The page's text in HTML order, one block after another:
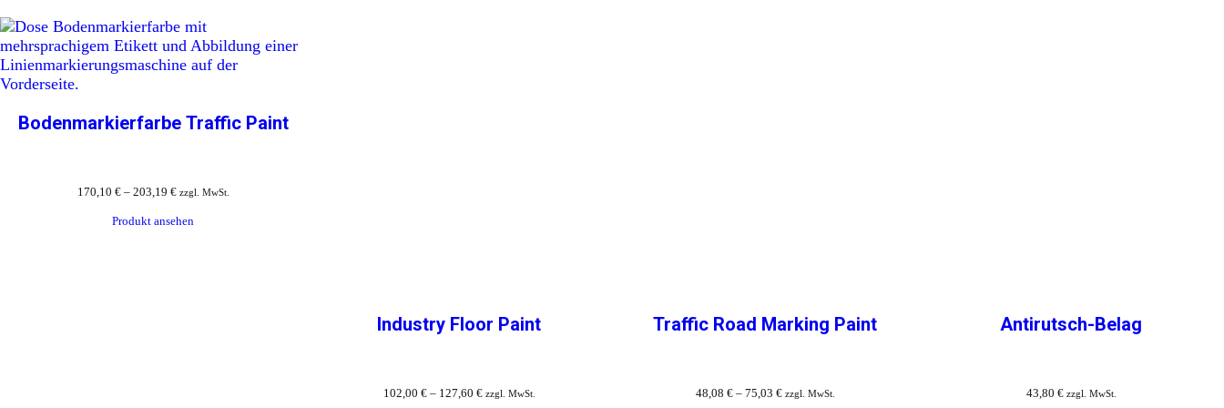
Bodenmarkierfarbe Traffic Paint
170,10 €– 203,19 € zzgl. MwSt.
Produkt ansehen
Industry Floor Paint
102,00 €– 127,60 € zzgl. MwSt.
Traffic Road Marking Paint
48,08 €– 75,03 € zzgl. MwSt.
Antirutsch-Belag
43,80 € zzgl. MwSt.